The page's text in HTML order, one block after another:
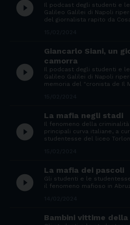
play_circle_filled
Il podcast degli studenti e
Galileo Galilei di Napoli
del giornalista rapito da
play_circle_filled
Giancarlo Siani, un
camorra
Il podcast degli studenti e
Galileo Galilei di Napoli
memoria del "cronista de Il
play_circle_filled
La mafia negli stadi
Il fenomeno della
principali curva italiane, a
studentesse del liceo
play_circle_filled
La mafia dei pascoli
Gli studenti e le
il fenomeno mafioso in
Bambini vittime